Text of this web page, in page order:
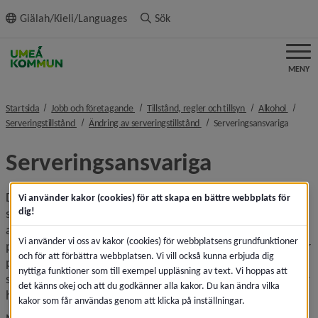
innehållet
Giälah/Kieli/Languages Sök
MENY
Startsida Jobb och företagande nivå i brödsmulenavigeringen
Tillstånd, regler och tillsyn nivå i
Alkohol
nivå i
Serveringstillstånd nivå i brödsmulenavigeringen
Ändring av serveringstillstånd nivå i brödsmulenavigeringen
Serveringsansvariga
Serveringsansvariga
Du som tillståndshavaren ska välja ut personer över 20 år
som du anser är lämpliga att ansvara för
alkoholserveringen när du (och de övriga som prövats som
personer med betydande inflytande i verksamheten) inte är
på plats. Den serveringsansvarige ska ha tillsyn över
serveringen och vara närvarande på serveringsstället under
hela serveringstiden.
Vi använder kakor (cookies) för att skapa en bättre webbplats för
dig!
Vi använder vi oss av kakor (cookies) för webbplatsens grundfunktioner
och för att förbättra webbplatsen. Vi vill också kunna erbjuda dig
nyttiga funktioner som till exempel uppläsning av text. Vi hoppas att
det känns okej och att du godkänner alla kakor. Du kan ändra vilka
kakor som får användas genom att klicka på inställningar.